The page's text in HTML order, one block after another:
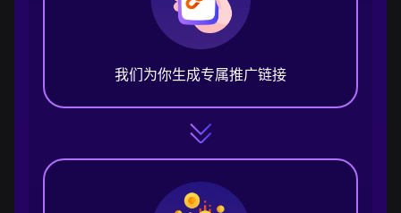
我们为你生成专属推广链接